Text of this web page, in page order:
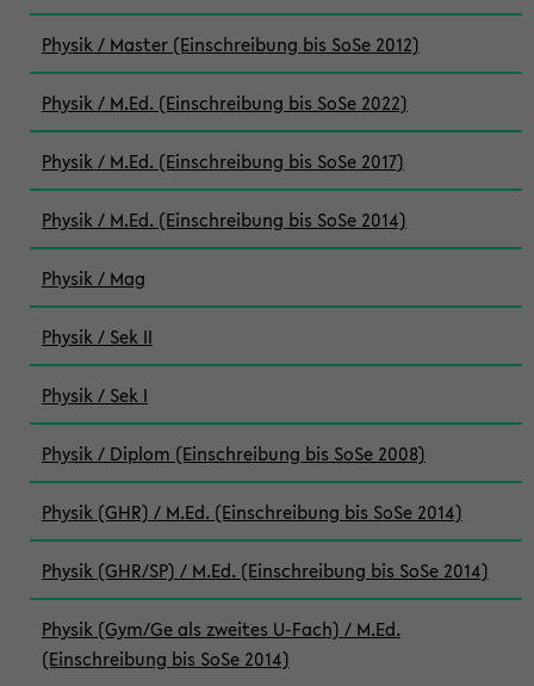
Physik / Master (Einschreibung bis SoSe 2012)
Physik / M.Ed. (Einschreibung bis SoSe 2022)
Physik / M.Ed. (Einschreibung bis SoSe 2017)
Physik / M.Ed. (Einschreibung bis SoSe 2014)
Physik / Mag
Physik / Sek II
Physik / Sek I
Physik / Diplom (Einschreibung bis SoSe 2008)
Physik (GHR) / M.Ed. (Einschreibung bis SoSe 2014)
Physik (GHR/SP) / M.Ed. (Einschreibung bis SoSe 2014)
Physik (Gym/Ge als zweites U-Fach) / M.Ed.
(Einschreibung bis SoSe 2014)